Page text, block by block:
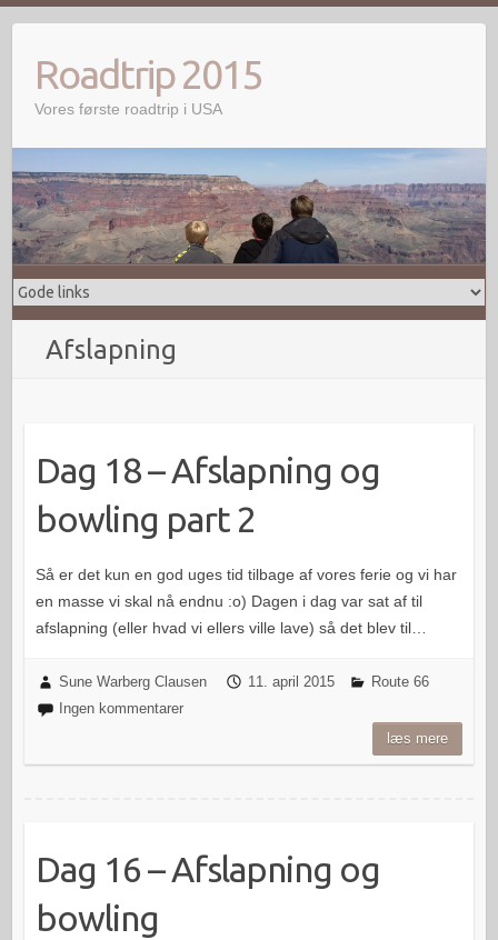
contentRoadtrip 2015
Vores første roadtrip i USA
Afslapning
Dag 18 – Afslapning og
bowling part 2
Så er det kun en god uges tid tilbage af vores ferie og vi har
en masse vi skal nå endnu :o) Dagen i dag var sat af til
afslapning (eller hvad vi ellers ville lave) så det blev til…
Sune Warberg Clausen 11. april 2015
Route 66
Ingen kommentarer
læs mere
Dag 16 – Afslapning og
bowling